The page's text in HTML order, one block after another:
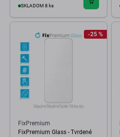
SKLADOM 8 ks
-25 %
FixPremium
FixPremium Glass - Tvrdené